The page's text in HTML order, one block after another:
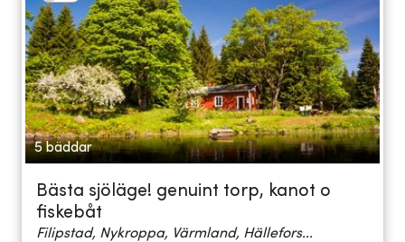
5 bäddar
Bästa sjöläge! genuint torp, kanot o
fiskebåt
Filipstad, Nykroppa, Värmland, Hällefors...